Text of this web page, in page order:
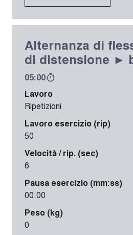
Alternanza di
di distensione ►
05:00
Lavoro
Ripetizioni
Lavoro esercizio (rip)
50
Velocità / rip. (sec)
6
Pausa esercizio (mm:ss)
00:00
Peso (kg)
0